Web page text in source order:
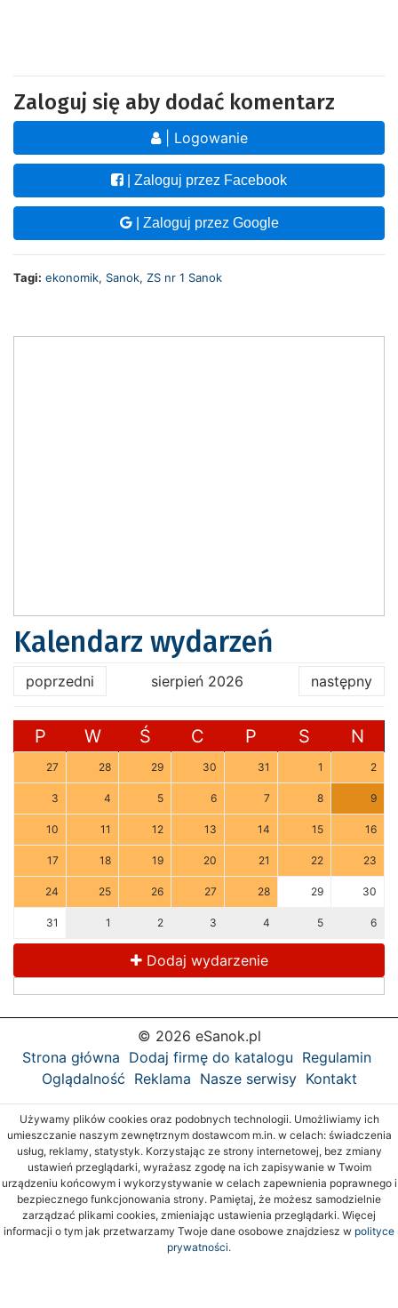
Zaloguj się aby dodać komentarz
| Logowanie
| Zaloguj przez Facebook
| Zaloguj przez Google
Tagi: ekonomik, Sanok, ZS nr 1 Sanok
Kalendarz wydarzeń
poprzedni sierpień 2026 następny
P W Ś C P S N
27 28 29 30 31 1 2
3 4 5 6 7 8 9
10 11 12 13 14 15 16
17 18 19 20 21 22 23
24 25 26 27 28 29 30
31 1 2 3 4 5 6
Dodaj wydarzenie
© 2026 eSanok.pl
Strona główna Dodaj firmę do katalogu Regulamin
Oglądalność Reklama Nasze serwisy Kontakt
Używamy plików cookies oraz podobnych technologii. Umożliwiamy ich
umieszczanie naszym zewnętrznym dostawcom m.in. w celach: świadczenia
usług, reklamy, statystyk. Korzystając ze strony internetowej, bez zmiany
ustawień przeglądarki, wyrażasz zgodę na ich zapisywanie w Twoim
urządzeniu końcowym i wykorzystywanie w celach zapewnienia poprawnego i
bezpiecznego funkcjonowania strony. Pamiętaj, że możesz samodzielnie
zarządzać plikami cookies, zmieniając ustawienia przeglądarki. Więcej
informacji o tym jak przetwarzamy Twoje dane osobowe znajdziesz w polityce
prywatności.